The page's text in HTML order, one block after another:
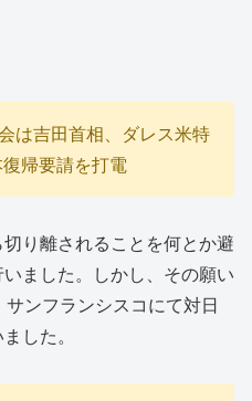
は吉田首相、ダレス米特
帰要請を打電
り離されることを何とか避
ました。しかし、その願い
ンフランシスコにて対日
した。